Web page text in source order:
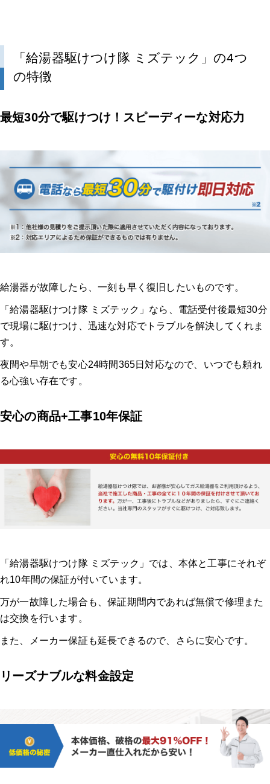
「給湯器駆けつけ隊 ミズテック」の4つ
の特徴
最短30分で駆けつけ！スピーディーな対応力
給湯器が故障したら、一刻も早く復旧したいものです。
「給湯器駆けつけ隊 ミズテック」なら、電話受付後最短30分
で現場に駆けつけ、迅速な対応でトラブルを解決してくれま
す。
夜間や早朝でも安心24時間365日対応なので、いつでも頼れ
る心強い存在です。
安心の商品+工事10年保証
「給湯器駆けつけ隊 ミズテック」では、本体と工事にそれぞ
れ10年間の保証が付いています。
万が一故障した場合も、保証期間内であれば無償で修理また
は交換を行います。
また、メーカー保証も延長できるので、さらに安心です。
リーズナブルな料金設定